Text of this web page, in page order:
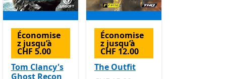
Économise
z jusqu’à
CHF 5.00
Tom Clancy's
Ghost Recon
Économise
z jusqu’à
CHF 12.00
The Outfit